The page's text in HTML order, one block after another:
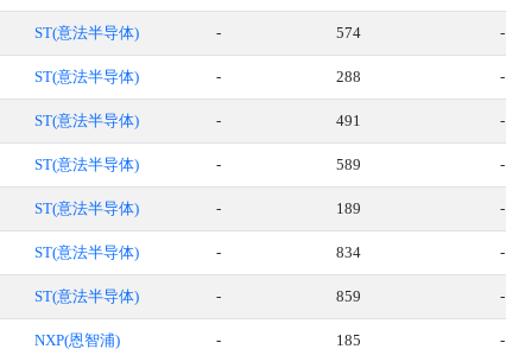
ST(意法半导体) - 574 -
ST(意法半导体) - 288 -
ST(意法半导体) - 491 -
ST(意法半导体) - 589 -
ST(意法半导体) - 189 -
ST(意法半导体) - 834 -
ST(意法半导体) - 859 -
NXP(恩智浦) - 185 -